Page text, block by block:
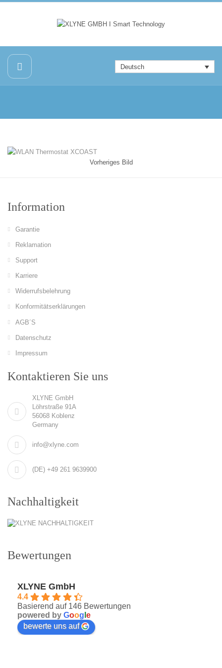
Deutsch
Vorheriges Bild
Information
Garantie
Reklamation
Support
Karriere
Widerrufsbelehrung
Konformitätserklärungen
AGB´S
Datenschutz
Impressum
Kontaktieren Sie uns
XLYNE GmbH
Löhrstraße 91A
56068 Koblenz
Germany
info@xlyne.com
(DE) +49 261 9639900
Nachhaltigkeit
Bewertungen
XLYNE GmbH
4.4
Basierend auf 146 Bewertungen
powered by Goog e
bewerte uns auf